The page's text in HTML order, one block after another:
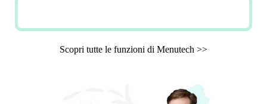
Scopri tutte le funzioni di Menutech >>